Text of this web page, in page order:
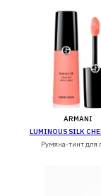
ARMANI
LUMINOUS SILK
Румяна-тинт для